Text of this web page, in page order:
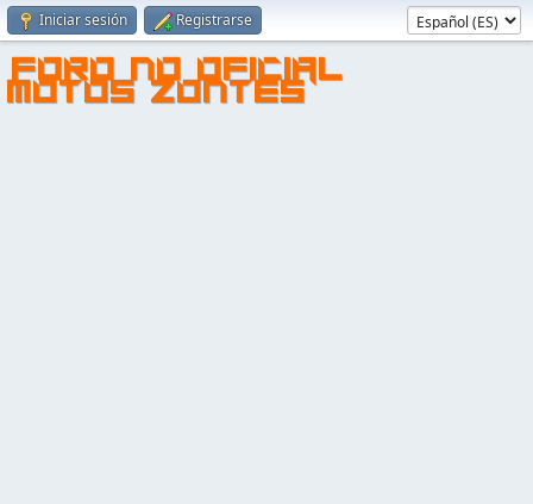
Iniciar sesión Registrarse
FORO NO OFICIAL
MOTOS ZONTES